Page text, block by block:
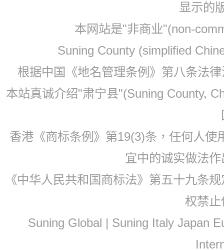
显示的
本网站是"非商业"(non-
Suning County (simplified
根据中国《地名管理条例》第八条法
本站真诚介绍"肃宁县"(Suning County,
香港《商标条例》第19(3)条，任何人
宜中的诚实做法
《中华人民共和国商标法》第五十九条
权禁
Suning Global | Suning Italy Japan